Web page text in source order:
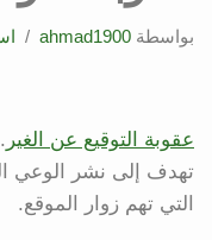
بواسطة ahmad1900
عقوبة التوقيع عن الغير
تهدف إلى نشر الوعي
التي تهم زوار الموقع.